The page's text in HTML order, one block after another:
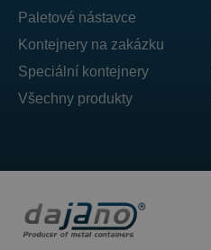
Paletové nástavce
Kontejnery na zakázku
Speciální kontejnery
Všechny produkty